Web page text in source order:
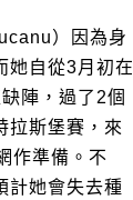
）因為身
她自從3月初在
陣，過了2個
拉斯堡賽，來
作準備。不
計她會失去種